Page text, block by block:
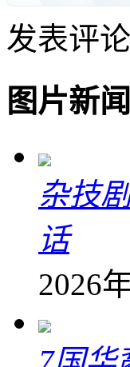
发表评论
图片新
杂技
话
2026